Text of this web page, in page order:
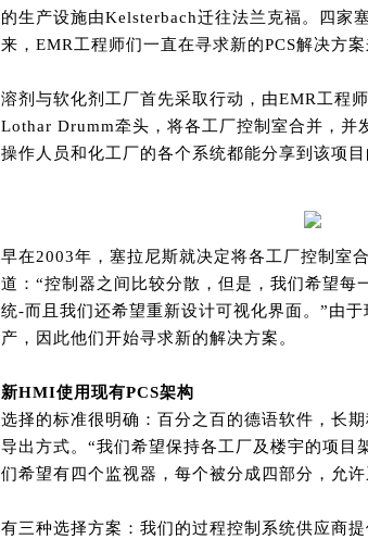
的生产设施由Kelsterbach迁往法兰克福。四家
来，EMR工程师们一直在寻求新的PCS解决方
溶剂与软化剂工厂首先采取行动，由EMR工程
Lothar Drumm牵头，将各工厂控制室合并，并
操作人员和化工厂的各个系统都能分享到该项目
早在2003年，塞拉尼斯就决定将各工厂控制室
道：“控制器之间比较分散，但是，我们希望每
统-而且我们还希望重新设计可视化界面。”由
产，因此他们开始寻求新的解决方案。
新HMI使用现有PCS架构
选择的标准很明确：百分之百的德语软件，长
导出方式。“我们希望保持各工厂及楼宇的项目
们希望有四个监视器，每个被分成四部分，允
有三种选择方案：我们的过程控制系统供应商